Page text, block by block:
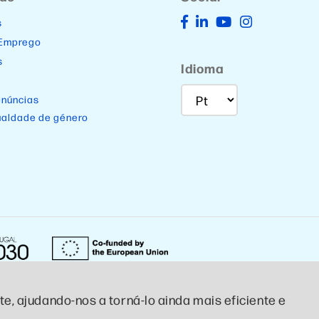
de género
Idioma
ajudando-nos a torná-lo ainda mais eficiente e